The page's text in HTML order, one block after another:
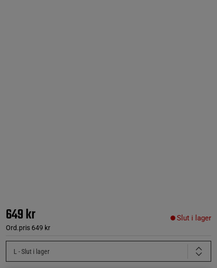
649 kr
Ord.pris 649 kr
Slut i lager
L - Slut i lager